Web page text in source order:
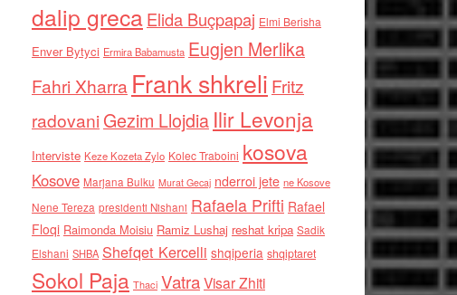
dalip grecaElida Buçpapaj Elmi Berisha
Enver Bytyci Ermira Babamusta Eugjen Merlika
Fahri Xharra Frank shkreli Fritz
radovaniGezim Llojdia Ilir Levonja
Interviste Keze Kozeta Zylo Kolec Traboini kosova
Kosove Marjana Bulku Murat Gecaj nderroi jete ne Kosove
Nene Tereza presidenti Nishani Rafaela Prifti Rafael
Floqi Raimonda Moisiu Ramiz Lushaj reshat kripa Sadik
Elshani SHBA Shefqet Kercelli shqiperia shqiptaret
Sokol Paja Thaci VatraVisar Zhiti